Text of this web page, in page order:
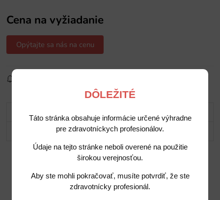
DÔLEŽITÉ
Táto stránka obsahuje informácie určené výhradne
pre zdravotníckych profesionálov.
Údaje na tejto stránke neboli overené na použitie
širokou verejnosťou.
Aby ste mohli pokračovať, musíte potvrdiť, že ste
zdravotnícky profesionál.
Cena na vyžiadanie
Opýtajte sa nás na cenu
Potrebujete poradiť?